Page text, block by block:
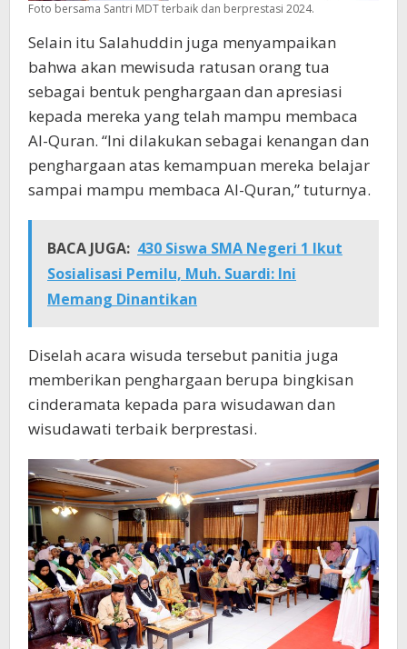
Foto bersama Santri MDT terbaik dan berprestasi 2024.
Selain itu Salahuddin juga menyampaikan
bahwa akan mewisuda ratusan orang tua
sebagai bentuk penghargaan dan apresiasi
kepada mereka yang telah mampu membaca
Al-Quran. “Ini dilakukan sebagai kenangan dan
penghargaan atas kemampuan mereka belajar
sampai mampu membaca Al-Quran,” tuturnya.
BACA JUGA: 430 Siswa SMA Negeri 1 Ikut
Sosialisasi Pemilu, Muh. Suardi: Ini
Memang Dinantikan
Diselah acara wisuda tersebut panitia juga
memberikan penghargaan berupa bingkisan
cinderamata kepada para wisudawan dan
wisudawati terbaik berprestasi.